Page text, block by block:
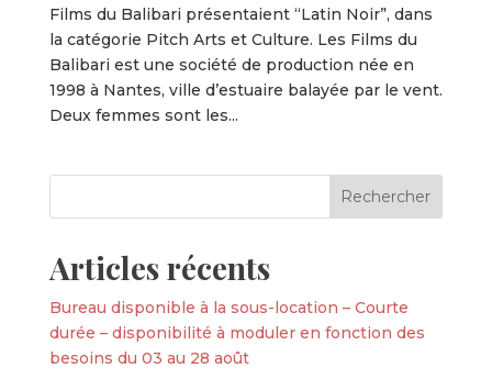
Films du Balibari présentaient “Latin Noir”, dans
la catégorie Pitch Arts et Culture. Les Films du
Balibari est une société de production née en
1998 à Nantes, ville d’estuaire balayée par le vent.
Deux femmes sont les...
Articles récents
Bureau disponible à la sous-location – Courte
durée – disponibilité à moduler en fonction des
besoins du 03 au 28 août